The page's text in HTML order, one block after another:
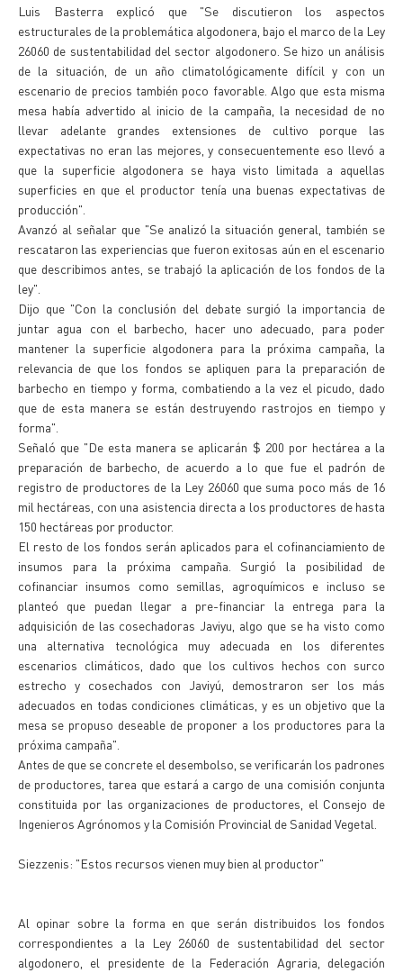
Luis Basterra explicó que "Se discutieron los aspectos
estructurales de la problemática algodonera, bajo el marco de la Ley
26060 de sustentabilidad del sector algodonero. Se hizo un análisis
de la situación, de un año climatológicamente difícil y con un
escenario de precios también poco favorable. Algo que esta misma
mesa había advertido al inicio de la campaña, la necesidad de no
llevar adelante grandes extensiones de cultivo porque las
expectativas no eran las mejores, y consecuentemente eso llevó a
que la superficie algodonera se haya visto limitada a aquellas
superficies en que el productor tenía una buenas expectativas de
producción".
Avanzó al señalar que "Se analizó la situación general, también se
rescataron las experiencias que fueron exitosas aún en el escenario
que describimos antes, se trabajó la aplicación de los fondos de la
ley".
Dijo que "Con la conclusión del debate surgió la importancia de
juntar agua con el barbecho, hacer uno adecuado, para poder
mantener la superficie algodonera para la próxima campaña, la
relevancia de que los fondos se apliquen para la preparación de
barbecho en tiempo y forma, combatiendo a la vez el picudo, dado
que de esta manera se están destruyendo rastrojos en tiempo y
forma".
Señaló que "De esta manera se aplicarán $ 200 por hectárea a la
preparación de barbecho, de acuerdo a lo que fue el padrón de
registro de productores de la Ley 26060 que suma poco más de 16
mil hectáreas, con una asistencia directa a los productores de hasta
150 hectáreas por productor.
El resto de los fondos serán aplicados para el cofinanciamiento de
insumos para la próxima campaña. Surgió la posibilidad de
cofinanciar insumos como semillas, agroquímicos e incluso se
planteó que puedan llegar a pre-financiar la entrega para la
adquisición de las cosechadoras Javiyu, algo que se ha visto como
una alternativa tecnológica muy adecuada en los diferentes
escenarios climáticos, dado que los cultivos hechos con surco
estrecho y cosechados con Javiyú, demostraron ser los más
adecuados en todas condiciones climáticas, y es un objetivo que la
mesa se propuso deseable de proponer a los productores para la
próxima campaña".
Antes de que se concrete el desembolso, se verificarán los padrones
de productores, tarea que estará a cargo de una comisión conjunta
constituida por las organizaciones de productores, el Consejo de
Ingenieros Agrónomos y la Comisión Provincial de Sanidad Vegetal.
Siezzenis: "Estos recursos vienen muy bien al productor"
Al opinar sobre la forma en que serán distribuidos los fondos
correspondientes a la Ley 26060 de sustentabilidad del sector
algodonero, el presidente de la Federación Agraria, delegación